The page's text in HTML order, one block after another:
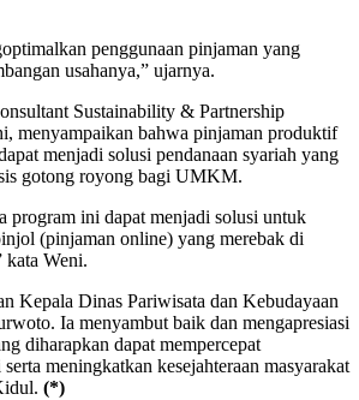
penggunaan pinjaman yang
usahanya,” ujarnya.
Sustainability & Partnership
menyampaikan bahwa pinjaman produktif
menjadi solusi pendanaan syariah yang
gotong royong bagi UMKM.
program ini dapat menjadi solusi untuk
(pinjaman online) yang merebak di
kata Weni.
Kepala Dinas Pariwisata dan Kebudayaan
Ia menyambut baik dan mengapresiasi
diharapkan dapat mempercepat
meningkatkan kesejahteraan masyarakat
(*)